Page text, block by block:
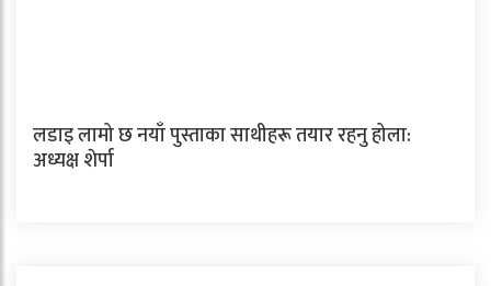
लडाइ लामो छ नयाँ पुस्ताका साथीहरू तयार रहनु होला:
अध्यक्ष शेर्पा